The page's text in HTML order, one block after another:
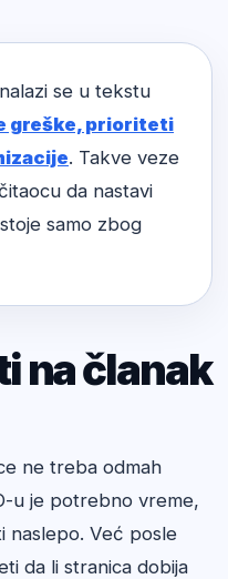
se u tekstu
greške, prioriteti
. Takve veze
da nastavi
samo zbog
na članak
ne treba odmah
u je potrebno vreme,
naslepo. Već posle
da li stranica dobija